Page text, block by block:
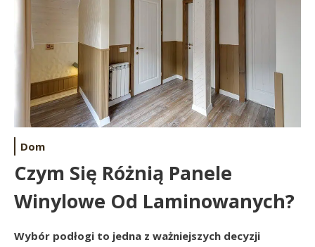
Dom
Czym Się Różnią Panele
Winylowe Od Laminowanych?
Wybór podłogi to jedna z ważniejszych decyzji